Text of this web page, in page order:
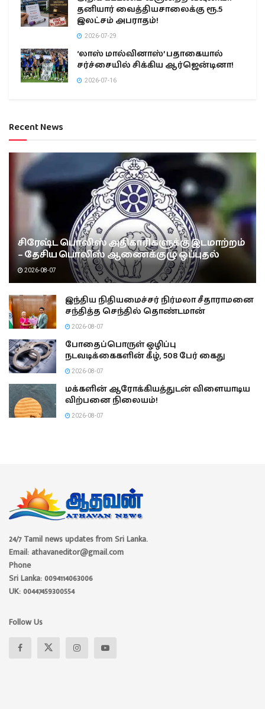
தனியார் வைத்தியசாலைக்கு ரூ.5
இலட்சம் அபராதம்!
2026-07-29
‘லாஸ் மால்வினாஸ்’ பதாகையால்
சர்ச்சையில் சிக்கிய ஆர்ஜென்டினா!
2026-07-16
Recent News
சிரேஷ்ட பொலிஸ் அதிகாரிகளுக்கு இடமாற்றம்
– தேசிய பொலிஸ் ஆணைக்குழு ஒப்புதல்
2026-08-07
இந்திய நிதியமைச்சர் நிர்மலா சீதாராமனை
சந்தித்த செந்தில் தொண்டமான்
2026-08-07
போதைப்பொருள் ஒழிப்பு
நடவடிக்கைகளின் கீழ், 508 பேர் கைது
2026-08-07
மக்களின் ஆரோக்கியத்துடன் விளையாடிய
விற்பனை நிலையம்!
2026-08-07
24/7 Tamil news updates from Sri Lanka.
Email: athavaneditor@gmail.com
Phone
Sri Lanka: 0094114063006
UK: 00447459300554
Follow Us